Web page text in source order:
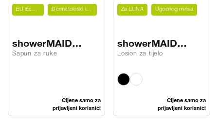
EU Ecolabel Dermatološki ispitano
showerMAID
handSOAP rose bl
Sapun za ruke
Cijene samo za
prijavljeni korisnici
Za LUNA Ugodnog mirisa
showerMAID
hand&bodyLOTION
Losion za tijelo
Cijene samo za
prijavljeni korisnici